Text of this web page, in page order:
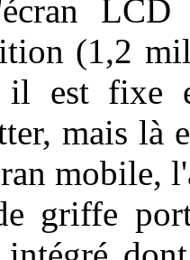
LCD
(1,2
il est fixe
mais là
mobile,
griffe